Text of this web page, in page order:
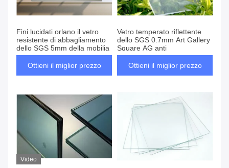
Fini lucidati orlano il vetro
resistente di abbagliamento
dello SGS 5mm della mobilia
Ottieni il miglior prezzo
Vetro temperato riflettente
dello SGS 0.7mm Art Gallery
Square AG anti
Ottieni il miglior prezzo
Video